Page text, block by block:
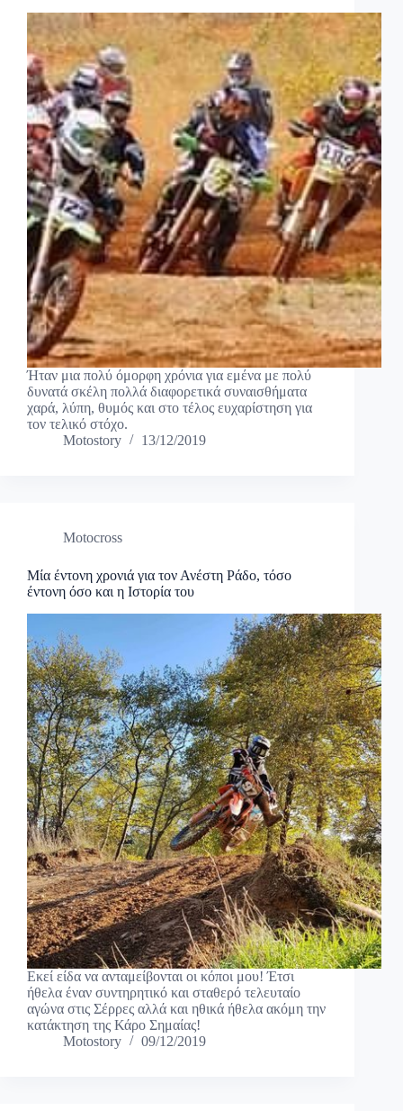
Ήταν μια πολύ όμορφη χρόνια για εμένα με πολύ
δυνατά σκέλη πολλά διαφορετικά συναισθήματα
χαρά, λύπη, θυμός και στο τέλος ευχαρίστηση για
τον τελικό στόχο.
Motostory
13/12/2019
Motocross
Μία έντονη χρονιά για τον Ανέστη Ράδο, τόσο
έντονη όσο και η Ιστορία του
Εκεί είδα να ανταμείβονται οι κόποι μου! Έτσι
ήθελα έναν συντηρητικό και σταθερό τελευταίο
αγώνα στις Σέρρες αλλά και ηθικά ήθελα ακόμη την
κατάκτηση της Κάρο Σημαίας!
Motostory
09/12/2019